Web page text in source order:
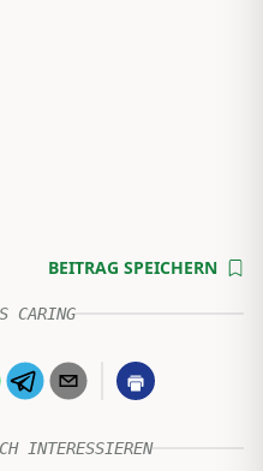
BEITRAG SPEICHERN
CARING
INTERESSIEREN